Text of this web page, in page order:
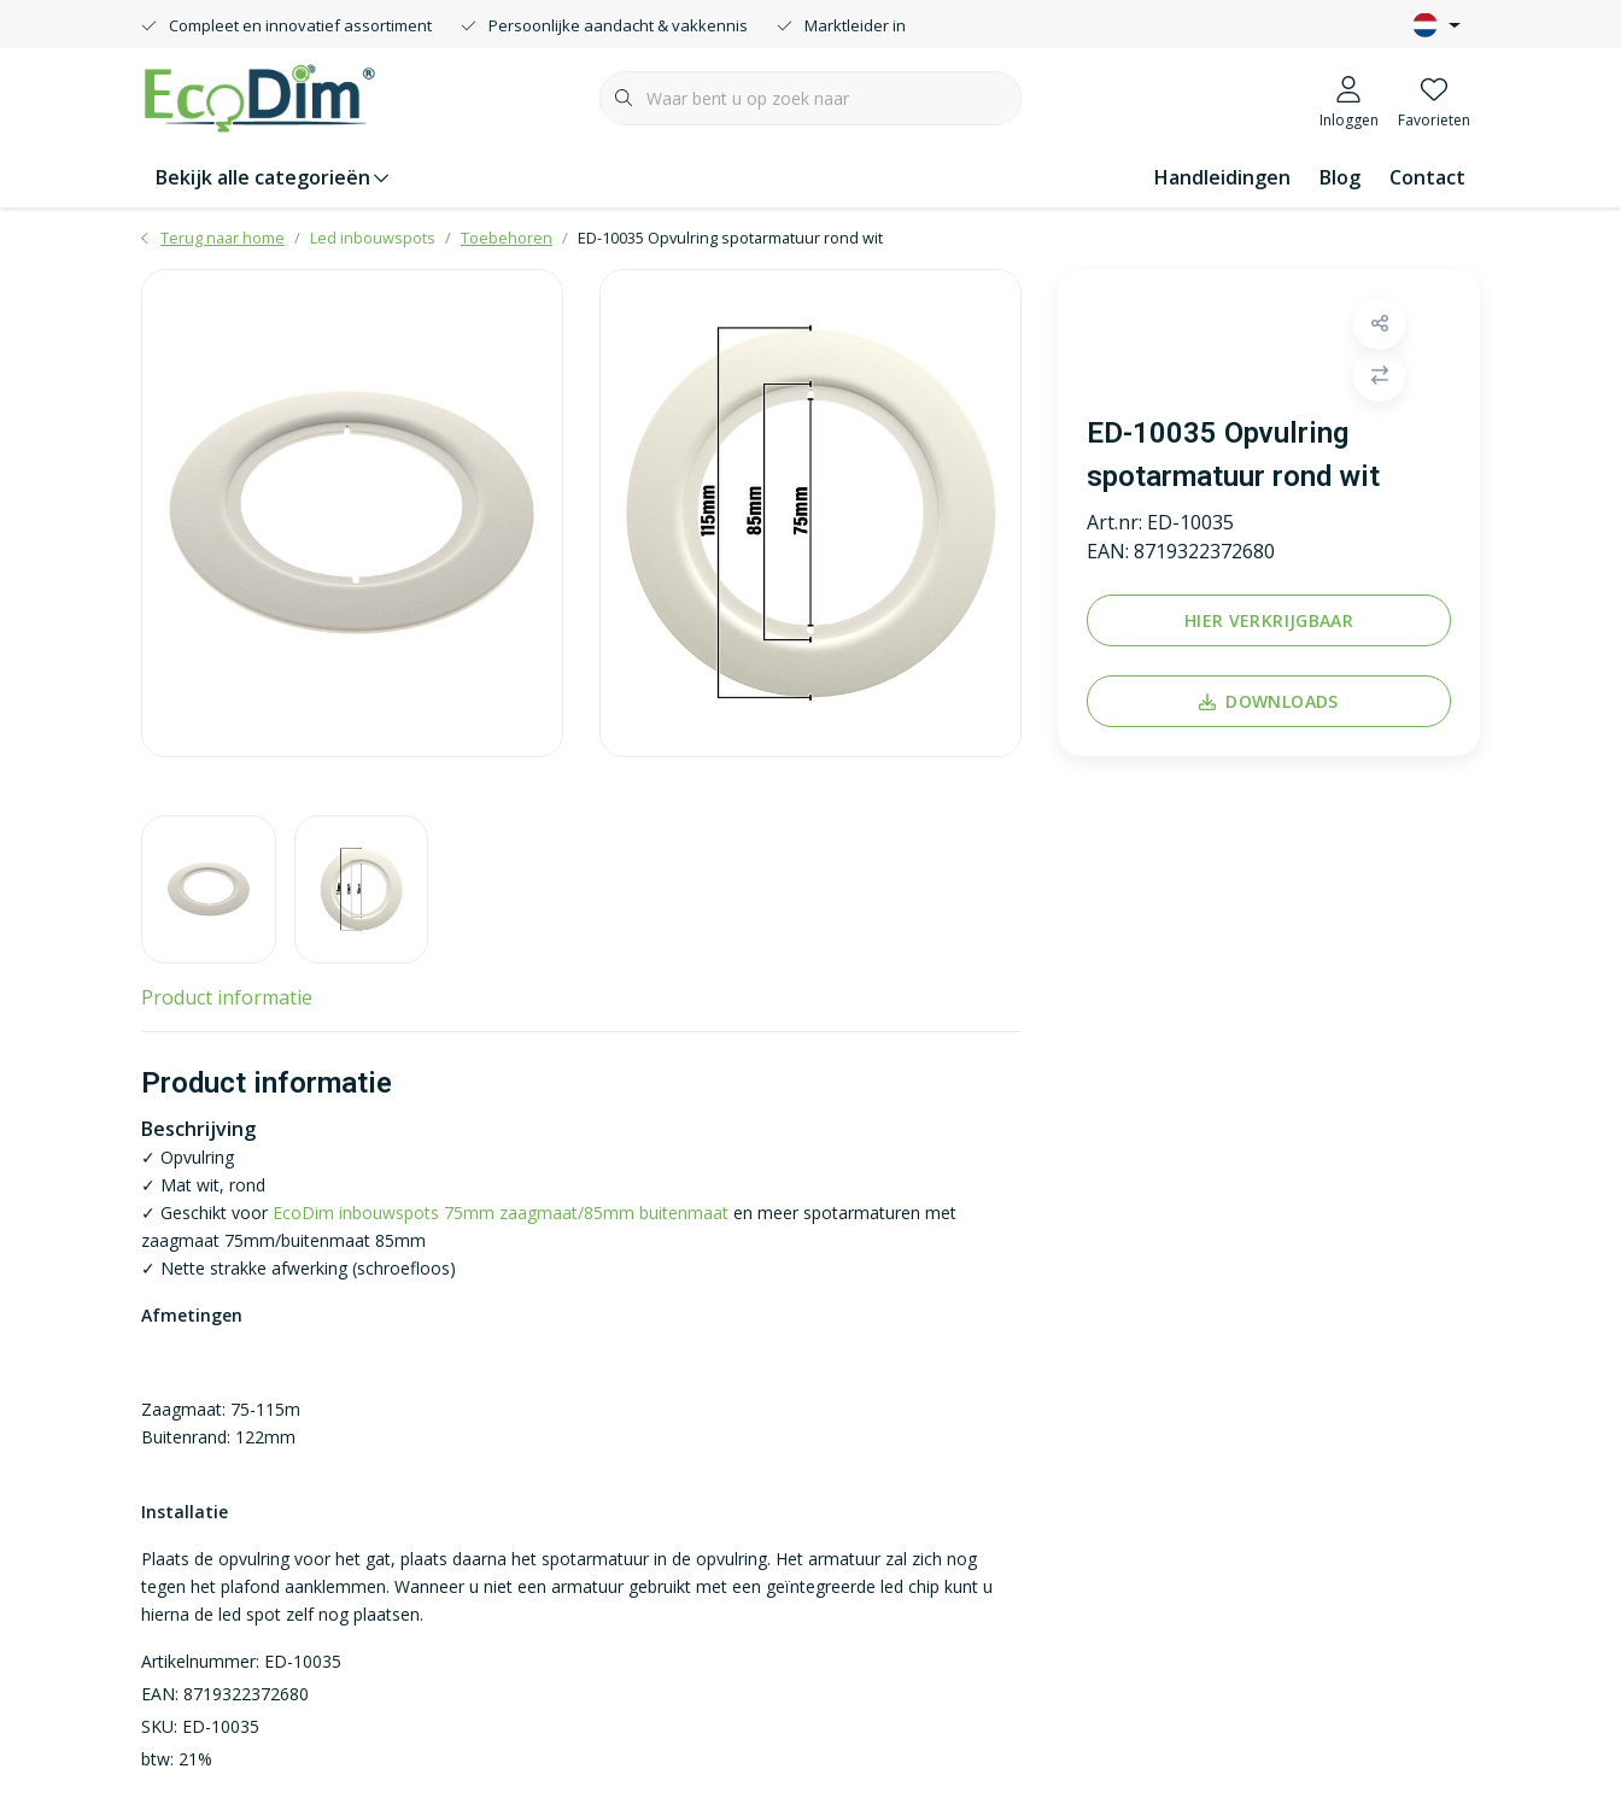
Compleet en innovatief assortiment Persoonlijke aandacht & vakkennis Marktleider in smartdimmers
Inloggen Favorieten
Bekijk alle categorieën Handleidingen Blog Contact
Terug naar home Led inbouwspots Toebehoren ED-10035 Opvulring spotarmatuur rond wit
ED-10035 Opvulring
spotarmatuur rond wit
Art.nr: ED-10035
EAN: 8719322372680
HIER VERKRIJGBAAR
DOWNLOADS
Product informatie
Product informatie
Beschrijving
✓ Opvulring
✓ Mat wit, rond
✓ Geschikt voor EcoDim inbouwspots 75mm zaagmaat/85mm buitenmaat en meer spotarmaturen met
zaagmaat 75mm/buitenmaat 85mm
✓ Nette strakke afwerking (schroefloos)
Afmetingen
Zaagmaat: 75-115m
Buitenrand: 122mm
Installatie
Plaats de opvulring voor het gat, plaats daarna het spotarmatuur in de opvulring. Het armatuur zal zich nog
tegen het plafond aanklemmen. Wanneer u niet een armatuur gebruikt met een geïntegreerde led chip kunt u
hierna de led spot zelf nog plaatsen.
Artikelnummer: ED-10035
EAN: 8719322372680
SKU: ED-10035
btw: 21%